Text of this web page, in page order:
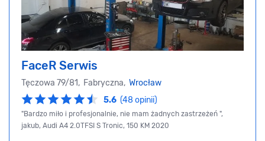
FaceR Serwis
Tęczowa 79/81, Fabryczna, Wrocław
5.6 (48 opinii)
"Bardzo miło i profesjonalnie, nie mam żadnych zastrzeżeń ",
jakub, Audi A4 2.0TFSI S Tronic, 150 KM 2020